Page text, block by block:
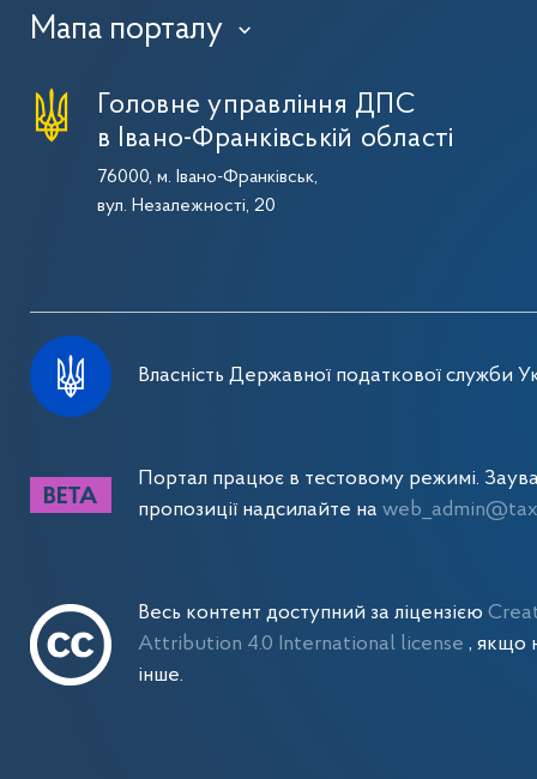
Мапа порталу ›
Головне управління ДПС
в Івано-Франківській області
76000, м. Івано-Франківськ,
вул. Незалежності, 20
Власність Державної податкової служби
Портал працює в тестовому режимі.
пропозиції надсилайте на
Весь контент доступний за ліцензією
Attribution 4.0 International license , якщо
інше.